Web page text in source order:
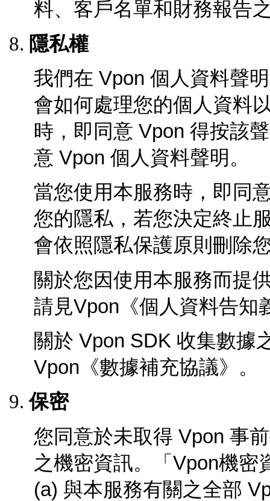
料、客戶名單和財務報告
隱私權
我們在 Vpon 個人資料聲
會如何處理您的個人資料
時，即同意 Vpon 得按該
意 Vpon 個人資料聲明。
當您使用本服務時，即同
您的隱私，若您決定終止
會依照隱私保護原則刪除
關於您因使用本服務而提
請見Vpon《個人資料告知
關於 Vpon SDK 收集數據
Vpon《數據補充協議》。
保密
您同意於未取得 Vpon 事
之機密資訊。「Vpon機密
(a) 與本服務有關之全部